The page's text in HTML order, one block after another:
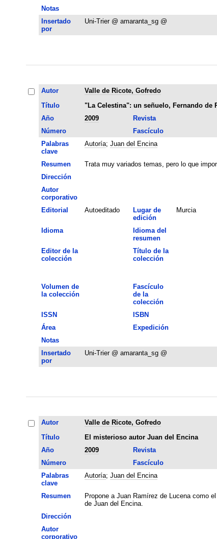
Notas
Insertado
por
Uni-Trier @ amaranta_sg @
Autor
Valle de Ricote, Gofredo
Título
"La Celestina": un señuelo, Fernando de
Año
2009 Revista
Número
Fascículo
Palabras
clave
Autoría; Juan del Encina
Resumen
Trata muy variados temas, pero lo que
Dirección
Autor
corporativo
Editorial Autoeditado
Lugar de
edición
Murcia
Idioma
Idioma del
resumen
Editor de la
colección
Título de la
colección
Volumen de
la colección
Fascículo
de la
colección
ISSN ISBN
Área
Expedición
Notas
Insertado
por
Uni-Trier @ amaranta_sg @
Autor
Valle de Ricote, Gofredo
Título
El misterioso autor Juan del Encina
Año
2009 Revista
Número
Fascículo
Palabras
clave
Autoría; Juan del Encina
Resumen
Propone a Juan Ramírez de Lucena como
de Juan del Encina.
Dirección
Autor
corporativo